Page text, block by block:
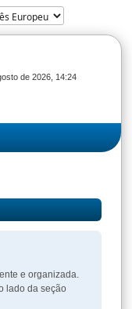
de 2026, 14:24
e organizada.
lado da seção